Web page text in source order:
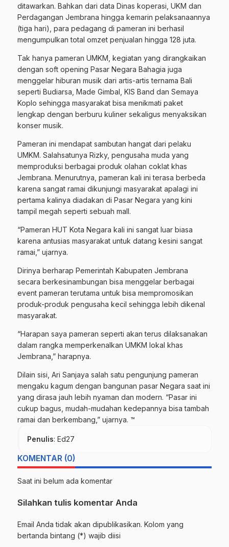
ditawarkan. Bahkan dari data Dinas koperasi, UKM dan
Perdagangan Jembrana hingga kemarin pelaksanaannya
(tiga hari), para pedagang di pameran ini berhasil
mengumpulkan total omzet penjualan hingga 128 juta.
Tak hanya pameran UMKM, kegiatan yang dirangkaikan
dengan soft opening Pasar Negara Bahagia juga
menggelar hiburan musik dari artis-artis ternama Bali
seperti Budiarsa, Made Gimbal, KIS Band dan Semaya
Koplo sehingga masyarakat bisa menikmati paket
lengkap dengan berburu kuliner sekaligus menyaksikan
konser musik.
Pameran ini mendapat sambutan hangat dari pelaku
UMKM. Salahsatunya Rizky, pengusaha muda yang
memproduksi berbagai produk olahan coklat khas
Jembrana. Menurutnya, pameran kali ini terasa berbeda
karena sangat ramai dikunjungi masyarakat apalagi ini
pertama kalinya diadakan di Pasar Negara yang kini
tampil megah seperti sebuah mall.
“Pameran HUT Kota Negara kali ini sangat luar biasa
karena antusias masyarakat untuk datang kesini sangat
ramai,” ujarnya.
Dirinya berharap Pemerintah Kabupaten Jembrana
secara berkesinambungan bisa menggelar berbagai
event pameran terutama untuk bisa mempromosikan
produk-produk pengusaha kecil sehingga lebih dikenal
masyarakat.
“Harapan saya pameran seperti akan terus dilaksanakan
dalam rangka memperkenalkan UMKM lokal khas
Jembrana,” harapnya.
Dilain sisi, Ari Sanjaya salah satu pengunjung pameran
mengaku kagum dengan bangunan pasar Negara saat ini
yang dirasa jauh lebih nyaman dan modern. “Pasar ini
cukup bagus, mudah-mudahan kedepannya bisa tambah
ramai dan berkembang,” ujarnya. ™
Penulis: Ed27
KOMENTAR (0)
Saat ini belum ada komentar
Silahkan tulis komentar Anda
Email Anda tidak akan dipublikasikan. Kolom yang
bertanda bintang (*) wajib diisi